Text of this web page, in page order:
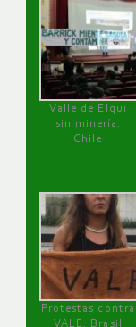
Valle de Elqui
sin minería.
Chile
Protestas contra
VALE, Brasil